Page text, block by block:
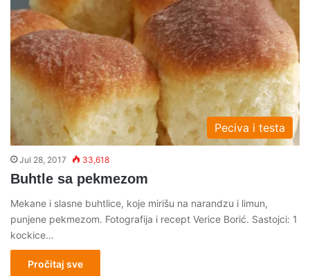
Peciva i testa
Jul 28, 2017 33,618
Buhtle sa pekmezom
Mekane i slasne buhtlice, koje mirišu na narandzu i limun,
punjene pekmezom. Fotografija i recept Verice Borić. Sastojci: 1
kockice…
Pročitaj sve